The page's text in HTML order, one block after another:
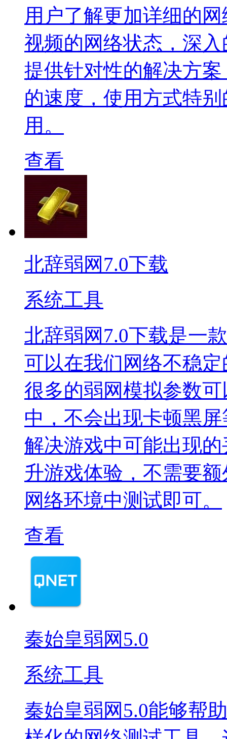
用户了解更加详细的
视频的网络状态，深
提供针对性的解决方
的速度，使用方式特
用。
查看
北辞弱网7.0下载
系统工具
北辞弱网7.0下载是一
可以在我们网络不稳
很多的弱网模拟参数
中，不会出现卡顿黑
解决游戏中可能出现
升游戏体验，不需要
网络环境中测试即可。
查看
秦始皇弱网5.0
系统工具
秦始皇弱网5.0能够帮